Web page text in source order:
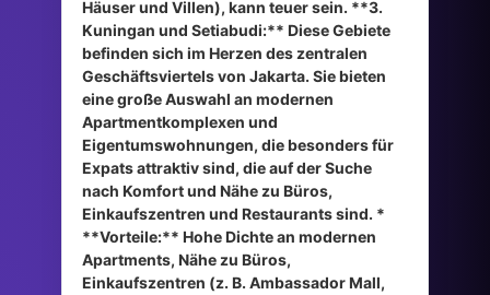
Häuser und Villen), kann teuer sein. **3.
Kuningan und Setiabudi:** Diese Gebiete
befinden sich im Herzen des zentralen
Geschäftsviertels von Jakarta. Sie bieten
eine große Auswahl an modernen
Apartmentkomplexen und
Eigentumswohnungen, die besonders für
Expats attraktiv sind, die auf der Suche
nach Komfort und Nähe zu Büros,
Einkaufszentren und Restaurants sind. *
**Vorteile:** Hohe Dichte an modernen
Apartments, Nähe zu Büros,
Einkaufszentren (z. B. Ambassador Mall,